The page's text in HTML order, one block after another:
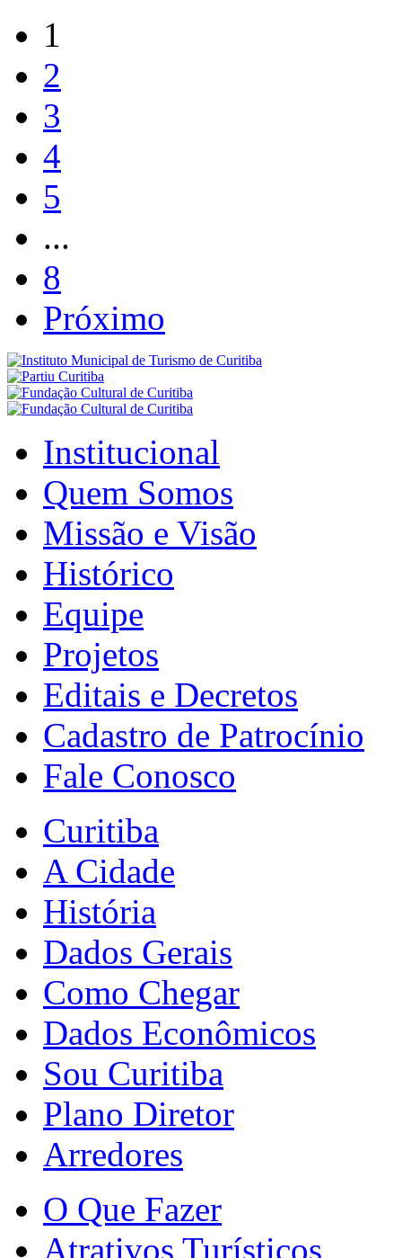
1
2
3
4
5
...
8
Próximo
Institucional
Quem Somos
Missão e Visão
Histórico
Equipe
Projetos
Editais e Decretos
Cadastro de Patrocínio
Fale Conosco
Curitiba
A Cidade
História
Dados Gerais
Como Chegar
Dados Econômicos
Sou Curitiba
Plano Diretor
Arredores
O Que Fazer
Atrativos Turísticos